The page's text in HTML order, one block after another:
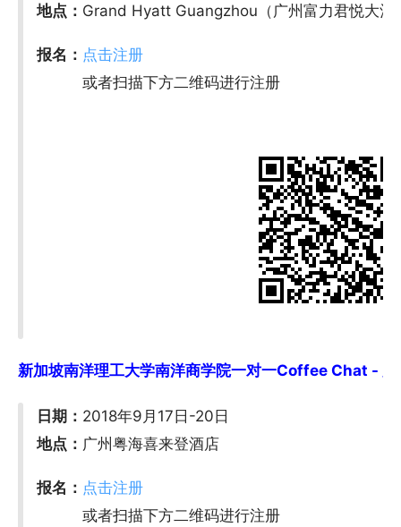
地点： Grand Hyatt Guangzhou（广州富力君悦大酒
报名： 点击注册
或者扫描下方二维码进行注册
新加坡南洋理工大学南洋商学院一对一Coffee Chat -
日期： 2018年9月17日-20日
地点： 广州粤海喜来登酒店
报名： 点击注册
或者扫描下方二维码进行注册